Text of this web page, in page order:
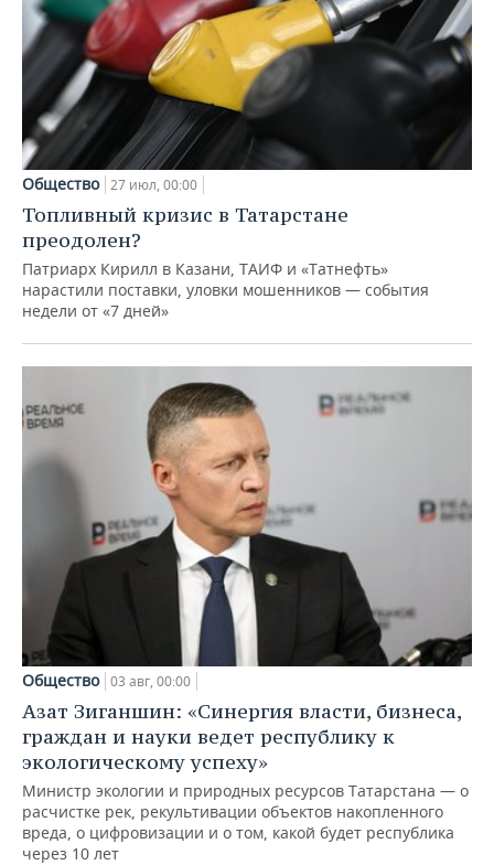
Общество 27 июл, 00:00
Топливный кризис в Татарстане
преодолен?
Патриарх Кирилл в Казани, ТАИФ и «Татнефть»
нарастили поставки, уловки мошенников — события
недели от «7 дней»
Общество 03 авг, 00:00
Азат Зиганшин: «Синергия власти, бизнеса,
граждан и науки ведет республику к
экологическому успеху»
Министр экологии и природных ресурсов Татарстана — о
расчистке рек, рекультивации объектов накопленного
вреда, о цифровизации и о том, какой будет республика
через 10 лет